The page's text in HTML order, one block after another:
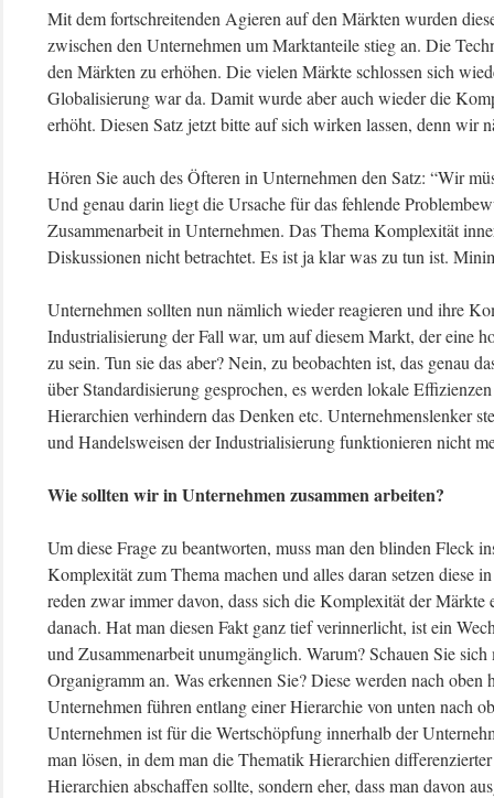
Mit dem fortschreitenden Agieren auf den Märkten wurden
zwischen den Unternehmen um Marktanteile stieg an. Die
den Märkten zu erhöhen. Die vielen Märkte schlossen sich
Globalisierung war da. Damit wurde aber auch wieder die
erhöht. Diesen Satz jetzt bitte auf sich wirken lassen, denn wir
Hören Sie auch des Öfteren in Unternehmen den Satz: “Wir
Und genau darin liegt die Ursache für das fehlende
Zusammenarbeit in Unternehmen. Das Thema Komplexität
Diskussionen nicht betrachtet. Es ist ja klar was zu tun ist.
Unternehmen sollten nun nämlich wieder reagieren und ihre
Industrialisierung der Fall war, um auf diesem Markt, der eine
zu sein. Tun sie das aber? Nein, zu beobachten ist, das genau
über Standardisierung gesprochen, es werden lokale
Hierarchien verhindern das Denken etc. Unternehmenslenker
und Handelsweisen der Industrialisierung funktionieren nicht
Wie sollten wir in Unternehmen zusammen arbeiten?
Um diese Frage zu beantworten, muss man den blinden Fleck
Komplexität zum Thema machen und alles daran setzen diese
reden zwar immer davon, dass sich die Komplexität der
danach. Hat man diesen Fakt ganz tief verinnerlicht, ist ein
und Zusammenarbeit unumgänglich. Warum? Schauen Sie
Organigramm an. Was erkennen Sie? Diese werden nach oben
Unternehmen führen entlang einer Hierarchie von unten nach
Unternehmen ist für die Wertschöpfung innerhalb der
man lösen, in dem man die Thematik Hierarchien
Hierarchien abschaffen sollte, sondern eher, dass man davon